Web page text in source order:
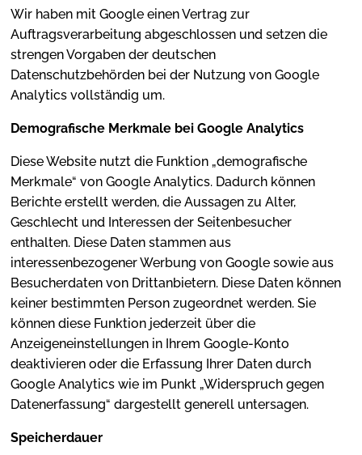
Wir haben mit Google einen Vertrag zur
Auftragsverarbeitung abgeschlossen und setzen die
strengen Vorgaben der deutschen
Datenschutzbehörden bei der Nutzung von Google
Analytics vollständig um.
Demografische Merkmale bei Google Analytics
Diese Website nutzt die Funktion „demografische
Merkmale“ von Google Analytics. Dadurch können
Berichte erstellt werden, die Aussagen zu Alter,
Geschlecht und Interessen der Seitenbesucher
enthalten. Diese Daten stammen aus
interessenbezogener Werbung von Google sowie aus
Besucherdaten von Drittanbietern. Diese Daten können
keiner bestimmten Person zugeordnet werden. Sie
können diese Funktion jederzeit über die
Anzeigeneinstellungen in Ihrem Google-Konto
deaktivieren oder die Erfassung Ihrer Daten durch
Google Analytics wie im Punkt „Widerspruch gegen
Datenerfassung“ dargestellt generell untersagen.
Speicherdauer